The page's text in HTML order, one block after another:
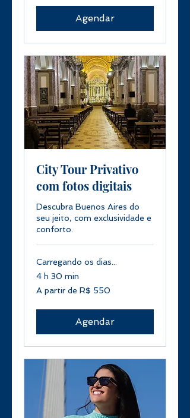
Agendar
City Tour Privativo
com fotos digitais
Descubra Buenos Aires do
seu jeito, com exclusividade e
conforto.
Carregando os dias...
4 h 30 min
A
partir
A partir de R$ 550
Agendar